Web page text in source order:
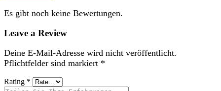
Es gibt noch keine Bewertungen.
Leave a Review
Deine E-Mail-Adresse wird nicht veröffentlicht.
Pflichtfelder sind markiert *
Rating *